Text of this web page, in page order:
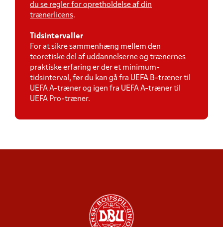
du se regler for opretholdelse af din
trænerlicens.
Tidsintervaller
For at sikre sammenhæng mellem den
teoretiske del af uddannelserne og trænernes
praktiske erfaring er der et minimum-
tidsinterval, før du kan gå fra UEFA B-træner til
UEFA A-træner og igen fra UEFA A-træner til
UEFA Pro-træner.